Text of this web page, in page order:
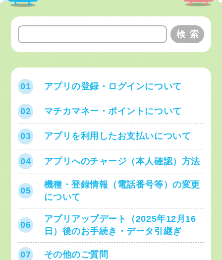
01 アプリの登録・ログインについて
02 マチカマネー・ポイントについて
03 アプリを利用したお支払いについて
04 アプリへのチャージ（本人確認）方法
05
機種・登録情報（電話番号等）の変更
について
06
アプリアップデート（2025年12月16
日）後のお手続き・データ引継ぎ
07 その他のご質問